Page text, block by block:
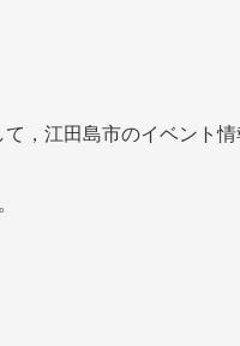
，江田島市のイベント